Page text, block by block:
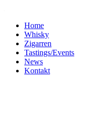
Home
Whisky
Zigarren
Tastings/Events
News
Kontakt